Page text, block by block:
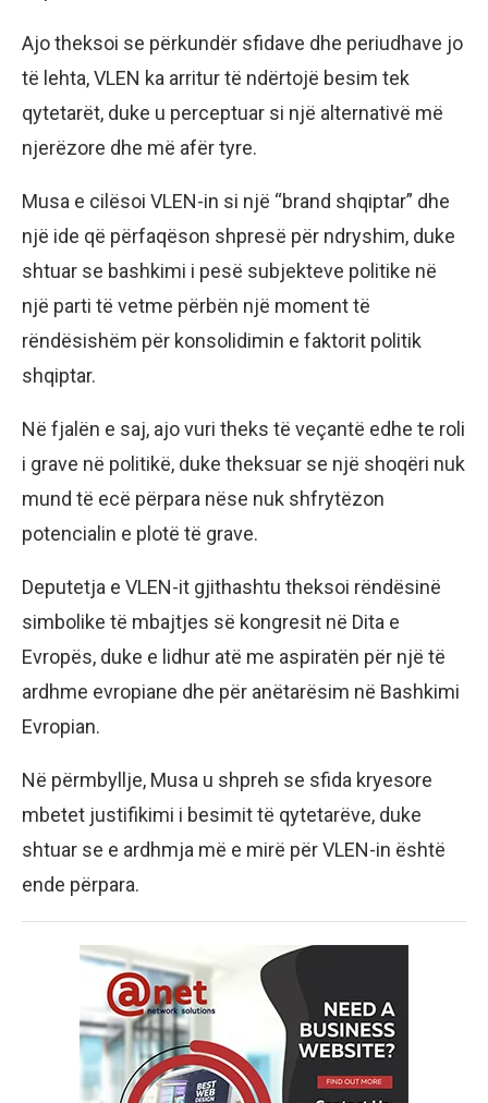
Ajo theksoi se përkundër sfidave dhe periudhave jo
të lehta, VLEN ka arritur të ndërtojë besim tek
qytetarët, duke u perceptuar si një alternativë më
njerëzore dhe më afër tyre.
Musa e cilësoi VLEN-in si një “brand shqiptar” dhe
një ide që përfaqëson shpresë për ndryshim, duke
shtuar se bashkimi i pesë subjekteve politike në
një parti të vetme përbën një moment të
rëndësishëm për konsolidimin e faktorit politik
shqiptar.
Në fjalën e saj, ajo vuri theks të veçantë edhe te roli
i grave në politikë, duke theksuar se një shoqëri nuk
mund të ecë përpara nëse nuk shfrytëzon
potencialin e plotë të grave.
Deputetja e VLEN-it gjithashtu theksoi rëndësinë
simbolike të mbajtjes së kongresit në Dita e
Evropës, duke e lidhur atë me aspiratën për një të
ardhme evropiane dhe për anëtarësim në Bashkimi
Evropian.
Në përmbyllje, Musa u shpreh se sfida kryesore
mbetet justifikimi i besimit të qytetarëve, duke
shtuar se e ardhmja më e mirë për VLEN-in është
ende përpara.